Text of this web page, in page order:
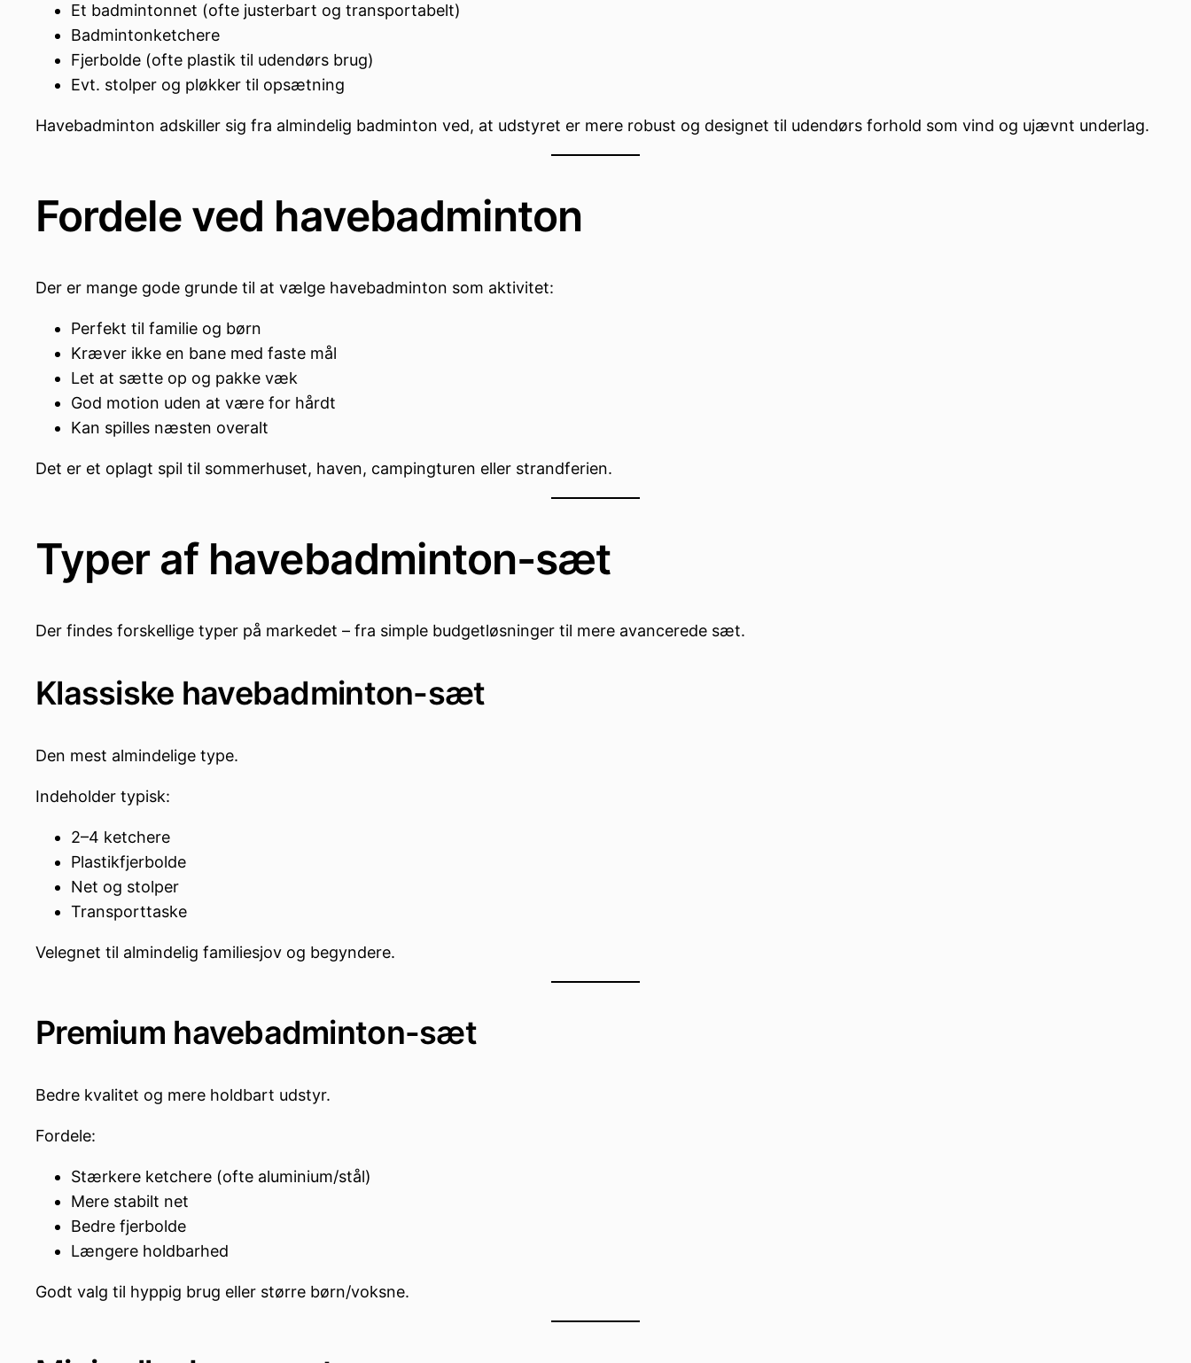
Et badmintonnet (ofte justerbart og transportabelt)
Badmintonketchere
Fjerbolde (ofte plastik til udendørs brug)
Evt. stolper og pløkker til opsætning
Havebadminton adskiller sig fra almindelig badminton ved, at udstyret er mere robust og designet til udendørs forhold som vind og ujævnt underlag.
Fordele ved havebadminton
Der er mange gode grunde til at vælge havebadminton som aktivitet:
Perfekt til familie og børn
Kræver ikke en bane med faste mål
Let at sætte op og pakke væk
God motion uden at være for hårdt
Kan spilles næsten overalt
Det er et oplagt spil til sommerhuset, haven, campingturen eller strandferien.
Typer af havebadminton-sæt
Der findes forskellige typer på markedet – fra simple budgetløsninger til mere avancerede sæt.
Klassiske havebadminton-sæt
Den mest almindelige type.
Indeholder typisk:
2–4 ketchere
Plastikfjerbolde
Net og stolper
Transporttaske
Velegnet til almindelig familiesjov og begyndere.
Premium havebadminton-sæt
Bedre kvalitet og mere holdbart udstyr.
Fordele:
Stærkere ketchere (ofte aluminium/stål)
Mere stabilt net
Bedre fjerbolde
Længere holdbarhed
Godt valg til hyppig brug eller større børn/voksne.